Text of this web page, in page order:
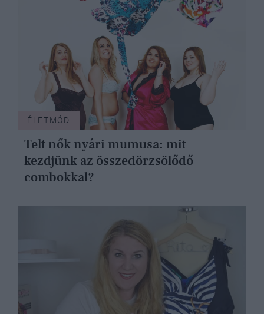
ÉLETMÓD
Telt nők nyári mumusa: mit
kezdjünk az összedörzsölődő
combokkal?